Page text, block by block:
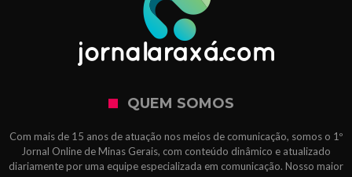
QUEM SOMOS
Com mais de 15 anos de atuação nos meios de comunicação, somos o 1º
Jornal Online de Minas Gerais, com conteúdo dinâmico e atualizado
diariamente por uma equipe especializada em comunicação. Nosso maior